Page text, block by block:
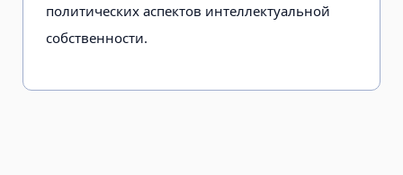
политических аспектов интеллектуальной
собственности.